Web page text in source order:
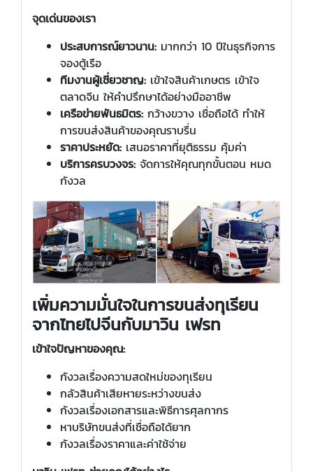
จุดเด่นของเรา
ประสบการณ์ยาวนาน: มากกว่า 10 ปีในธุรกิจการ
จองตู้เรือ
ทีมงานผู้เชี่ยวชาญ: เข้าใจสินค้าเกษตร เข้าใจ
ตลาดจีน ให้คำปรึกษาได้อย่างมืออาชีพ
เครือข่ายพันธมิตร: กว้างขวาง เชื่อถือได้ ทำให้
การขนส่งสินค้าของคุณราบรื่น
ราคาประหยัด: เสนอราคาที่ยุติธรรม คุ้มค่า
บริการครบวงจร: จัดการให้คุณทุกขั้นตอน หมด
กังวล
เพิ่มความมั่นใจในการขนส่งทุเรียน
จากไทยไปจีนกับมาวิน เฟรท
เข้าใจปัญหาของคุณ:
กังวลเรื่องความสดใหม่ของทุเรียน
กลัวสินค้าเสียหายระหว่างขนส่ง
กังวลเรื่องเอกสารและพิธีการศุลกากร
หาบริษัทขนส่งที่เชื่อถือได้ยาก
กังวลเรื่องราคาและค่าใช้จ่าย